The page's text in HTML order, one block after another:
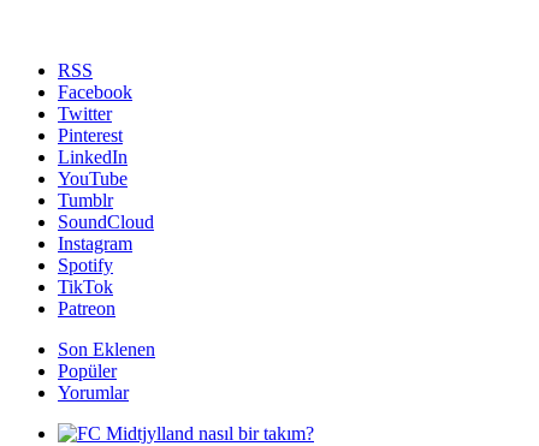
RSS
Facebook
Twitter
Pinterest
LinkedIn
YouTube
Tumblr
SoundCloud
Instagram
Spotify
TikTok
Patreon
Son Eklenen
Popüler
Yorumlar